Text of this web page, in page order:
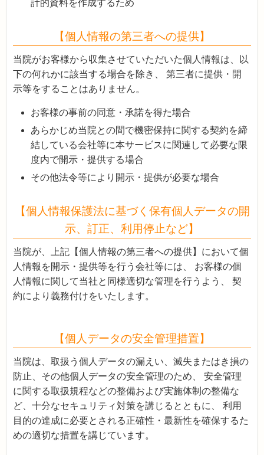
計的資料を作成するため
【個人情報の第三者への提供】
当院がお客様から収集させていただいた個人情報は、以
下の何れかに該当する場合を除き、 第三者に提供・開
示等をすることはありません。
お客様の事前の同意・承諾を得た場合
あらかじめ当院との間で機密保持に関する契約を締
結している会社等に本サービスに関連して必要な限
度内で開示・提供する場合
その他法令等により開示・提供が必要な場合
【個人情報保護法に基づく保有個人データの開
示、訂正、利用停止など】
当院が、上記【個人情報の第三者への提供】において個
人情報を開示・提供等を行う会社等には、 お客様の個
人情報に関して当社と同様適切な管理を行うよう、 契
約により義務付けをいたします。
【個人データの安全管理措置】
当院は、取扱う個人データの漏えい、滅失またはき損の
防止、その他個人データの安全管理のため、 安全管理
に関する取扱規程などの整備および実施体制の整備な
ど、十分なセキュリティ対策を講じるとともに、 利用
目的の達成に必要とされる正確性・最新性を確保するた
めの適切な措置を講じています。